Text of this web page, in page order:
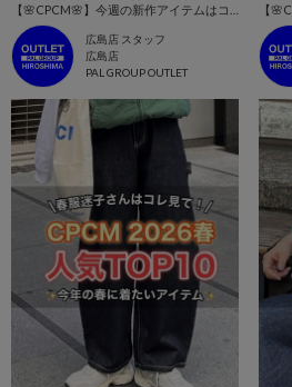
広島店 スタッフ
広島店
PAL GROUP OUTLET